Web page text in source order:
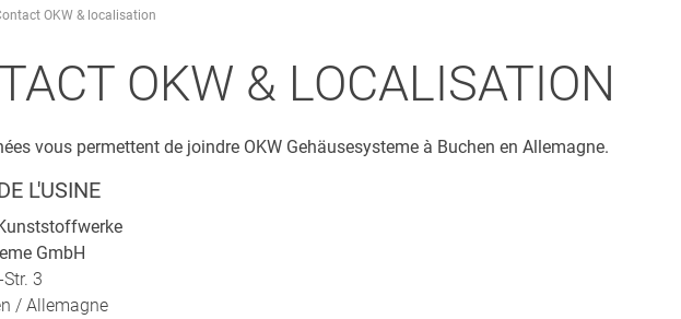
OKW & localisation
OKW & LOCALISATION
vous permettent de joindre OKW Gehäusesysteme à Buchen en Allemagne.
L'USINE
GmbH
3
/ Allemagne